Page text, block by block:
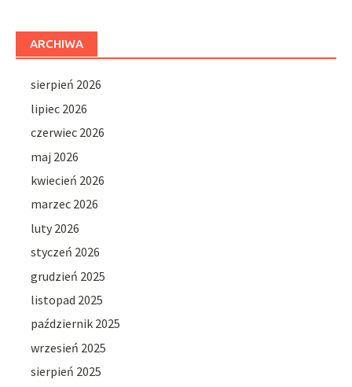
ARCHIWA
sierpień 2026
lipiec 2026
czerwiec 2026
maj 2026
kwiecień 2026
marzec 2026
luty 2026
styczeń 2026
grudzień 2025
listopad 2025
październik 2025
wrzesień 2025
sierpień 2025